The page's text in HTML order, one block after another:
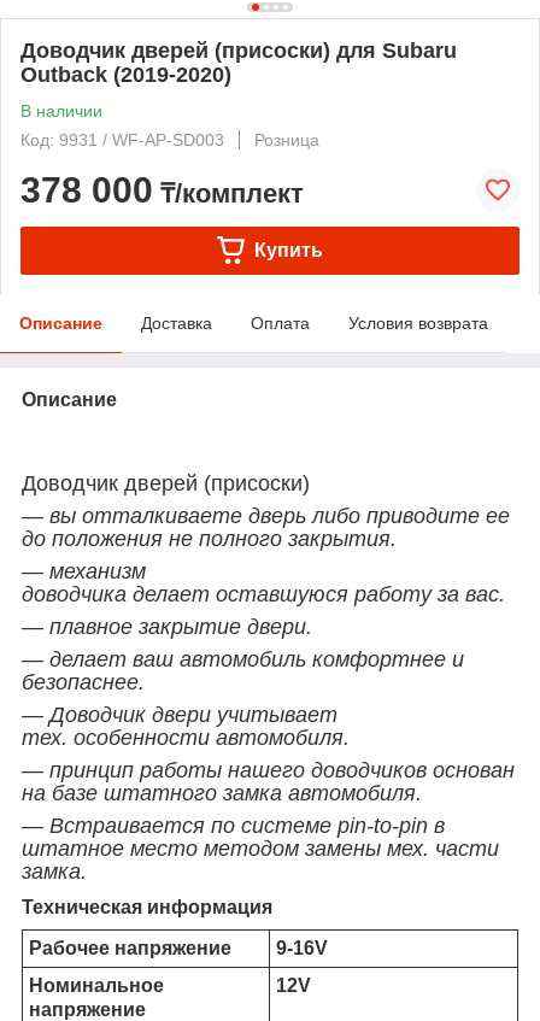
Доводчик дверей (присоски) для Subaru
Outback (2019-2020)
В наличии
Код: 9931 / WF-AP-SD003
Розница
378 000 ₸/комплект
Купить
Описание Доставка Оплата Условия возврата
Описание
Доводчик дверей (присоски)
— вы отталкиваете дверь либо приводите ее
до положения не полного закрытия.
— механизм
доводчика делает оставшуюся работу за вас.
— плавное закрытие двери.
— делает ваш автомобиль комфортнее и
безопаснее.
— Доводчик двери учитывает
тех. особенности автомобиля.
— принцип работы нашего доводчиков основан
на базе штатного замка автомобиля.
— Встраивается по системе pin-to-pin в
штатное место методом замены мех. части
замка.
Техническая информация
Рабочее напряжение
9-16V
Номинальное
напряжение
12V